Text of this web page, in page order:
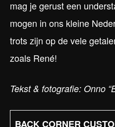
mag je gerust een
mogen in ons kleine
trots zijn op de vele
zoals René!
Tekst & fotografie: Onno
BACK CORNER